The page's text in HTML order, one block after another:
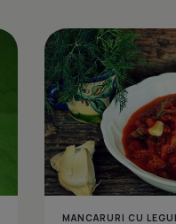
Fasole batuta
MANCARURI CU